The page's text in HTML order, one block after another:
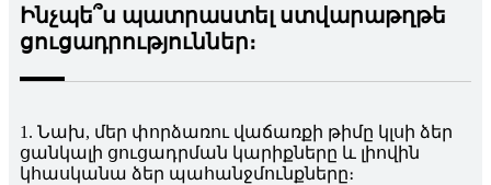
Ինչպե՞ս պատրաստել ստվարաթղթե
ցուցադրություններ։
1. Նախ, մեր փորձառու վաճառքի թիմը կլսի ձեր
ցանկալի ցուցադրման կարիքները և լիովին
կհասկանա ձեր պահանջմունքները։